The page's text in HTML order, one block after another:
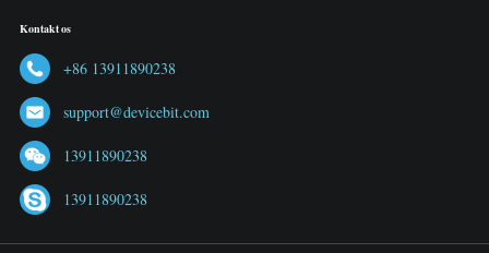
Kontakt os
+86 13911890238
support@devicebit.com
13911890238
13911890238